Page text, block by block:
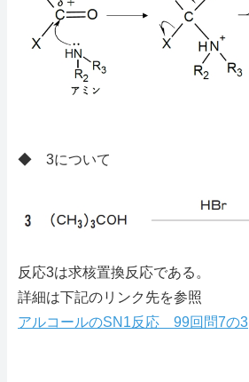
◆ 3について
反応3は求核置換反応である。
詳細は下記のリンク先を参照
アルコールのSN1反応 99回問7の3